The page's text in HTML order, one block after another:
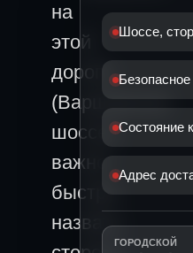
на
этой
дороге
(Варшавское
шоссе),
важно
быстро
назвать
Шоссе,
Безопасное
Состояние
Адрес
ГОРОДСКОЙ